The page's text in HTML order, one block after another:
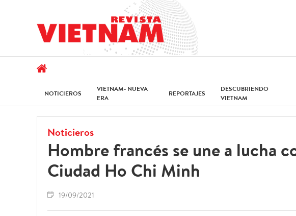
NOTICIEROS
VIETNAM- NUEVA
ERA
REPORTAJES
DESCUBRIENDO
VIETNAM
Noticieros
Hombre francés se une a lucha
Ciudad Ho Chi Minh
19/09/2021